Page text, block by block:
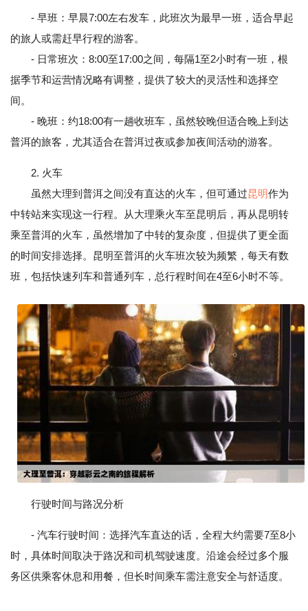
- 早班：早晨7:00左右发车，此班次为最早一班，适合早起
的旅人或需赶早行程的游客。
- 日常班次：8:00至17:00之间，每隔1至2小时有一班，根
据季节和运营情况略有调整，提供了较大的灵活性和选择空
间。
- 晚班：约18:00有一趟收班车，虽然较晚但适合晚上到达
普洱的旅客，尤其适合在普洱过夜或参加夜间活动的游客。
2. 火车
虽然大理到普洱之间没有直达的火车，但可通过昆明作为
中转站来实现这一行程。从大理乘火车至昆明后，再从昆明转
乘至普洱的火车，虽然增加了中转的复杂度，但提供了更全面
的时间安排选择。昆明至普洱的火车班次较为频繁，每天有数
班，包括快速列车和普通列车，总行程时间在4至6小时不等。
行驶时间与路况分析
- 汽车行驶时间：选择汽车直达的话，全程大约需要7至8小
时，具体时间取决于路况和司机驾驶速度。沿途会经过多个服
务区供乘客休息和用餐，但长时间乘车需注意安全与舒适度。